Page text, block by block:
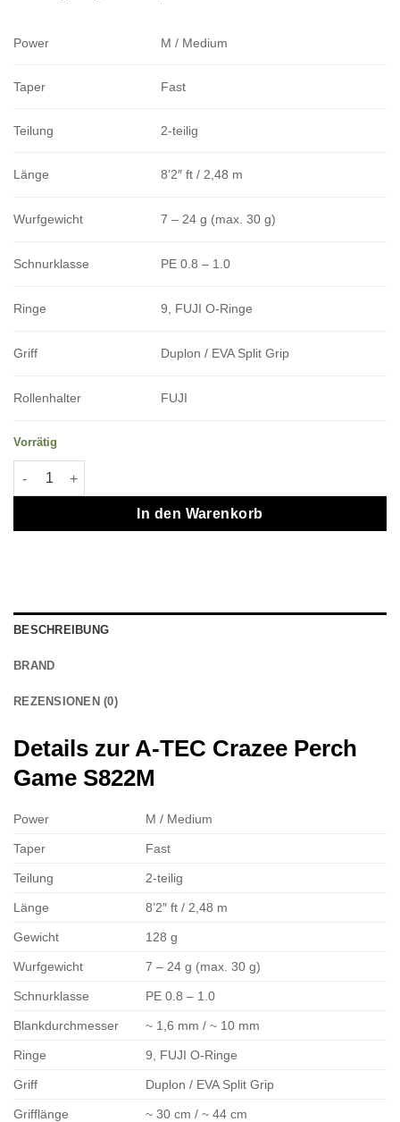
Power M / Medium
Taper Fast
Teilung 2-teilig
Länge 8’2″ ft / 2,48 m
Wurfgewicht 7 – 24 g (max. 30 g)
Schnurklasse PE 0.8 – 1.0
Ringe 9, FUJI O-Ringe
Griff Duplon / EVA Split Grip
Rollenhalter FUJI
Vorrätig
A-TEC Crazee Perch Game S822M Menge
In den Warenkorb
BESCHREIBUNG
BRAND
REZENSIONEN (0)
Details zur A-TEC Crazee Perch
Game S822M
Power M / Medium
Taper Fast
Teilung 2-teilig
Länge 8’2″ ft / 2,48 m
Gewicht 128 g
Wurfgewicht 7 – 24 g (max. 30 g)
Schnurklasse PE 0.8 – 1.0
Blankdurchmesser ~ 1,6 mm / ~ 10 mm
Ringe 9, FUJI O-Ringe
Griff Duplon / EVA Split Grip
Grifflänge ~ 30 cm / ~ 44 cm